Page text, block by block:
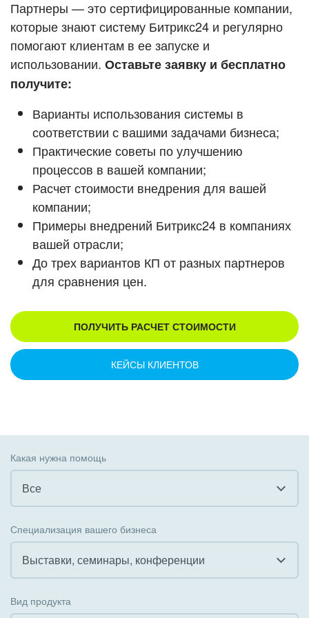
ВХОД
ВХОД
Смотреть видеокейсы
Партнеры — это сертифицированные компании,
которые знают систему Битрикс24 и регулярно
помогают клиентам в ее запуске и
использовании. Оставьте заявку и бесплатно
получите:
Варианты использования системы в
соответствии с вашими задачами бизнеса;
Практические советы по улучшению
процессов в вашей компании;
Расчет стоимости внедрения для вашей
компании;
Примеры внедрений Битрикс24 в компаниях
вашей отрасли;
До трех вариантов КП от разных партнеров
для сравнения цен.
ПОЛУЧИТЬ РАСЧЕТ СТОИМОСТИ
КЕЙСЫ КЛИЕНТОВ
Какая нужна помощь
Все
Внедрение КЭДО
Интеграция с 1С
Специализация вашего бизнеса
Выставки, семинары, конференции
Вид продукта